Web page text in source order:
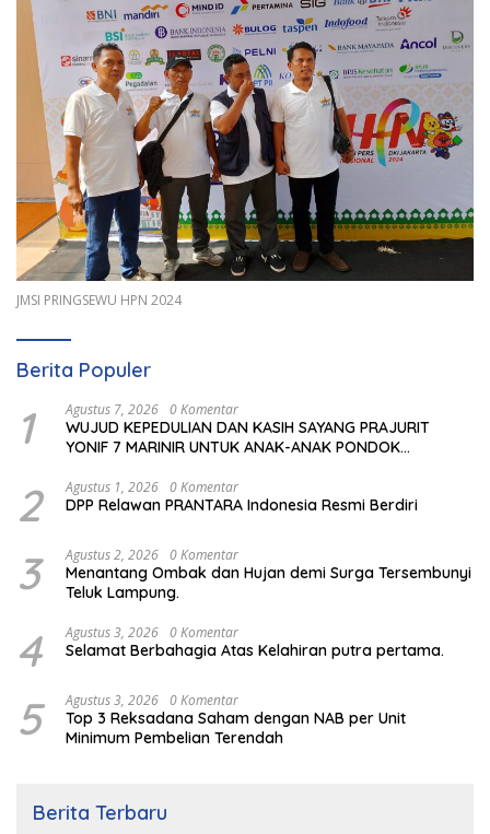
JMSI PRINGSEWU HPN 2024
Berita Populer
1 Agustus 7, 2026 0 Komentar
WUJUD KEPEDULIAN DAN KASIH SAYANG PRAJURIT
YONIF 7 MARINIR UNTUK ANAK-ANAK PONDOK
2 Agustus 1, 2026 0 Komentar
DPP Relawan PRANTARA Indonesia Resmi Berdiri
3 Agustus 2, 2026 0 Komentar
Menantang Ombak dan Hujan demi Surga Tersembunyi
Teluk Lampung.
4 Agustus 3, 2026 0 Komentar
Selamat Berbahagia Atas Kelahiran putra pertama.
5 Agustus 3, 2026 0 Komentar
Top 3 Reksadana Saham dengan NAB per Unit
Minimum Pembelian Terendah
Berita Terbaru